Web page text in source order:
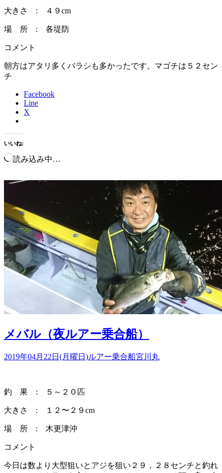
大きさ : ４９cm
場 所 : 各堤防
コメント
朝方はアタリ多くバラシも多かったです。マゴチは５２セン
チ
Facebook
Line
X
いいね:
読み込み中…
メバル（夜ルアー乗合船）
2019年04月22日(月曜日)ルアー乗合船宮川丸
釣 果 : ５～２０匹
大きさ : １２〜２９cm
場 所 : 木更津沖
コメント
今日は数より大型狙いとアジを狙い２９，２８センチと釣れ